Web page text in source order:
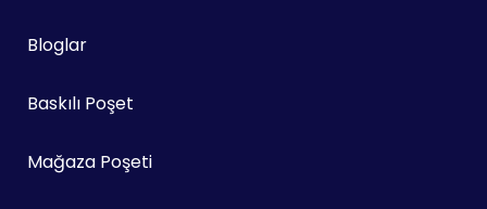
Bloglar
Baskılı Poşet
Mağaza Poşeti